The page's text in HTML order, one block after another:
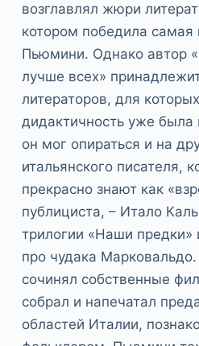
возглавлял жюри
котором победила самая
Пьюмини. Однако автор
лучше всех»
литераторов, для
дидактичность уже
он мог опираться и на
итальянского писателя,
прекрасно знают как
публициста, – Итало
трилогии «Наши предки»
про чудака
сочинял собственные
собрал и напечатал
областей Италии,